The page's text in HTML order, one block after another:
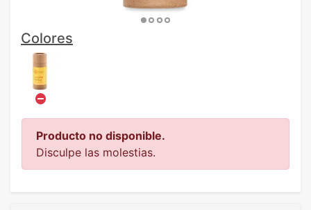
Colores
Producto no disponible.
Disculpe las molestias.